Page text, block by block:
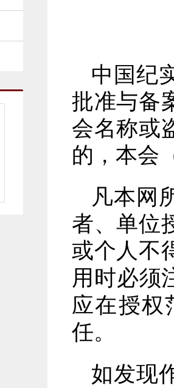
中国纪
批准与备
会名称或
的 ，本会
凡本网
者、单位
或个人不
用时必须
应在授权
任。
如发现